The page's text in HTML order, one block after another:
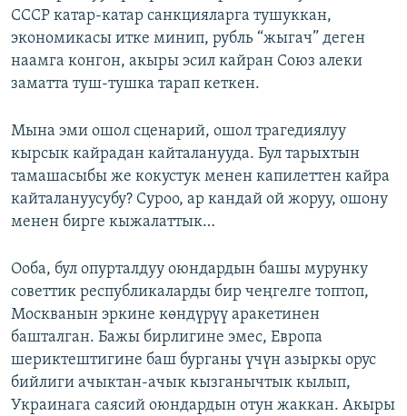
СССР катар-катар санкцияларга тушуккан,
экономикасы итке минип, рубль “жыгач” деген
наамга конгон, акыры эсил кайран Союз алеки
заматта туш-тушка тарап кеткен.
Мына эми ошол сценарий, ошол трагедиялуу
кырсык кайрадан кайталанууда. Бул тарыхтын
тамашасыбы же кокустук менен капилеттен кайра
кайталануусубу? Суроо, ар кандай ой жоруу, ошону
менен бирге кыжалаттык…
Ооба, бул опурталдуу оюндардын башы мурунку
советтик республикаларды бир чеңгелге топтоп,
Москванын эркине көндүрүү аракетинен
башталган. Бажы бирлигине эмес, Европа
шериктештигине баш бурганы үчүн азыркы орус
бийлиги ачыктан-ачык кызганычтык кылып,
Украинага саясий оюндардын отун жаккан. Акыры